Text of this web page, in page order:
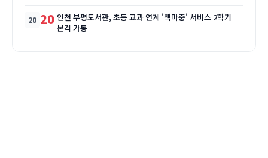
20 인천 부평도서관, 초등 교과 연계 '책마중' 서비스 2학기
본격 가동